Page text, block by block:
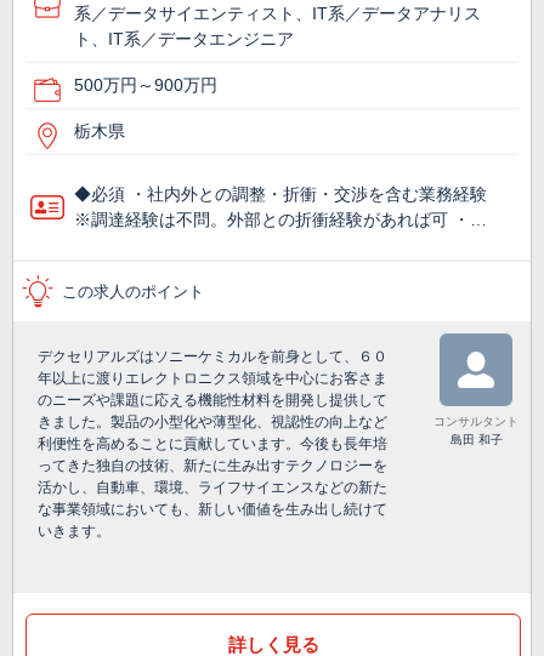
系／データサイエンティスト、IT系／データアナリス
ト、IT系／データエンジニア
500万円～900万円
栃木県
◆必須 ・社内外との調整・折衝・交渉を含む業務経験
※調達経験は不問。外部との折衝経験があれば可 ・…
この求人のポイント
デクセリアルズはソニーケミカルを前身として、６０
年以上に渡りエレクトロニクス領域を中心にお客さま
のニーズや課題に応える機能性材料を開発し提供して
きました。製品の小型化や薄型化、視認性の向上など
利便性を高めることに貢献しています。今後も長年培
ってきた独自の技術、新たに生み出すテクノロジーを
活かし、自動車、環境、ライフサイエンスなどの新た
な事業領域においても、新しい価値を生み出し続けて
いきます。
コンサルタント
島田 和子
詳しく見る